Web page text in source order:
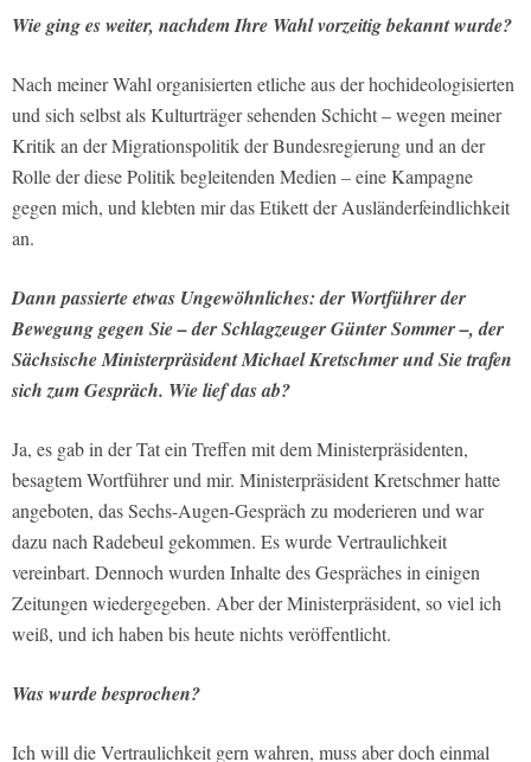
Wie ging es weiter, nachdem Ihre Wahl vorzeitig bekannt wurde?
Nach meiner Wahl organisierten etliche aus der hochideologisierten
und sich selbst als Kulturträger sehenden Schicht – wegen meiner
Kritik an der Migrationspolitik der Bundesregierung und an der
Rolle der diese Politik begleitenden Medien – eine Kampagne
gegen mich, und klebten mir das Etikett der Ausländerfeindlichkeit
an.
Dann passierte etwas Ungewöhnliches: der Wortführer der
Bewegung gegen Sie – der Schlagzeuger Günter Sommer –, der
Sächsische Ministerpräsident Michael Kretschmer und Sie trafen
sich zum Gespräch. Wie lief das ab?
Ja, es gab in der Tat ein Treffen mit dem Ministerpräsidenten,
besagtem Wortführer und mir. Ministerpräsident Kretschmer hatte
angeboten, das Sechs-Augen-Gespräch zu moderieren und war
dazu nach Radebeul gekommen. Es wurde Vertraulichkeit
vereinbart. Dennoch wurden Inhalte des Gespräches in einigen
Zeitungen wiedergegeben. Aber der Ministerpräsident, so viel ich
weiß, und ich haben bis heute nichts veröffentlicht.
Was wurde besprochen?
Ich will die Vertraulichkeit gern wahren, muss aber doch einmal